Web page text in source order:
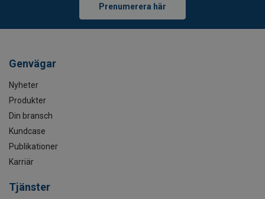
Prenumerera här
Genvägar
Nyheter
Produkter
Din bransch
Kundcase
Publikationer
Karriär
Tjänster